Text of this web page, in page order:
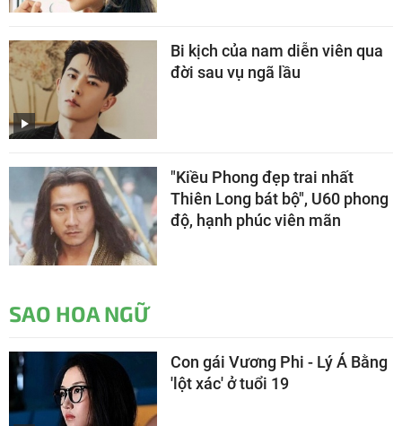
Bi kịch của nam diễn viên qua
đời sau vụ ngã lầu
"Kiều Phong đẹp trai nhất
Thiên Long bát bộ", U60 phong
độ, hạnh phúc viên mãn
SAO HOA NGỮ
Con gái Vương Phi - Lý Á Bằng
'lột xác' ở tuổi 19